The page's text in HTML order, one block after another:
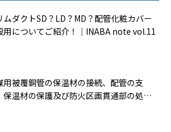
ムダクトSD？LD？MD？配管化粧カバー
用についてご紹介！｜INABA note vol.11
用被覆銅管の保温材の接続、配管の支
保温材の保護及び防火区画貫通部の処理